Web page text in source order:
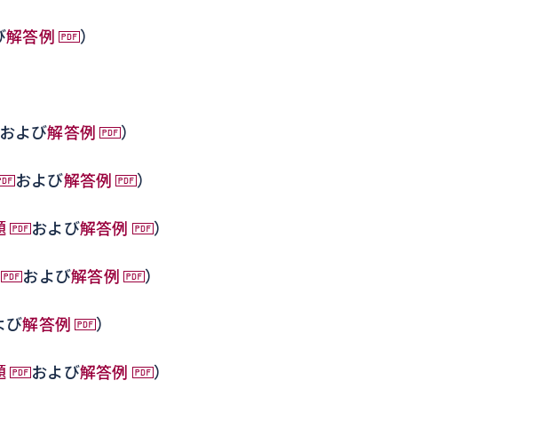
解答例 ）
よび解答例 ）
および解答例 ）
および解答例 ）
および解答例 ）
び解答例 ）
および解答例 ）